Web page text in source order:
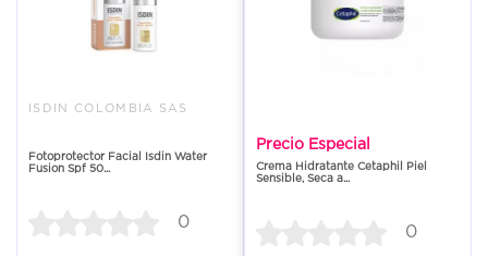
ISDIN COLOMBIA SAS
Fotoprotector Facial Isdin Water
Fusion Spf 50...
0
Precio Especial
Crema Hidratante Cetaphil Piel
Sensible, Seca a...
0